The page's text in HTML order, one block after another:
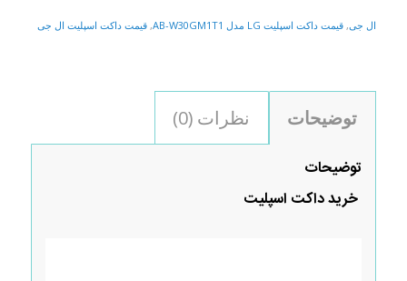
ال جی, قیمت داکت اسپلیت LG مدل AB-W30GM1T1 , قیمت داکت اسپلیت ال جی
توضیحات نظرات (0)
توضیحات
خرید داکت اسپلیت